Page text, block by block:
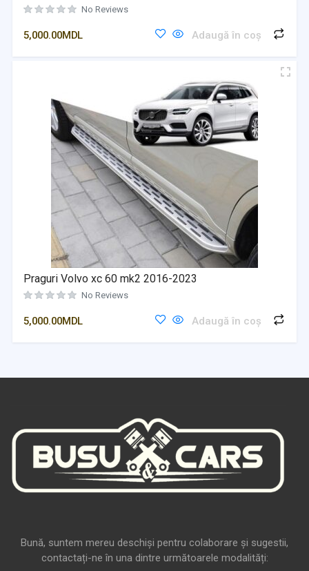
No Reviews
5,000.00MDL Adaugă în coș
Praguri Volvo xc 60 mk2 2016-2023
No Reviews
5,000.00MDL Adaugă în coș
Bună, suntem mereu deschiși pentru colaborare și sugestii,
contactați-ne în una dintre următoarele modalități: